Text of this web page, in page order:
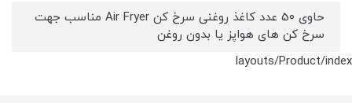
حاوی 5۰ عدد کاغذ روغنی سرخ کن Air Fryer مناسب جهت
سرخ کن های هواپز یا بدون روغن
layouts/Product/index